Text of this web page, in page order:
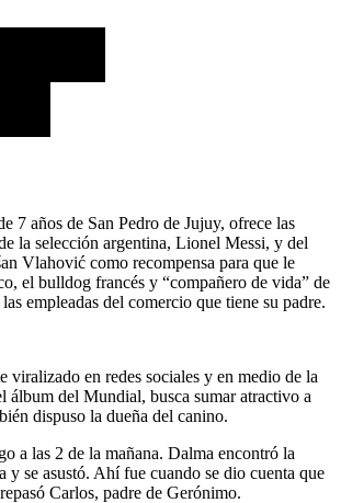
7 años de San Pedro de Jujuy, ofrece las
la selección argentina, Lionel Messi, y del
Vlahović como recompensa para que le
el bulldog francés y “compañero de vida” de
empleadas del comercio que tiene su padre.
viralizado en redes sociales y en medio de la
álbum del Mundial, busca sumar atractivo a
dispuso la dueña del canino.
a las 2 de la mañana. Dalma encontró la
y se asustó. Ahí fue cuando se dio cuenta que
Carlos, padre de Gerónimo.